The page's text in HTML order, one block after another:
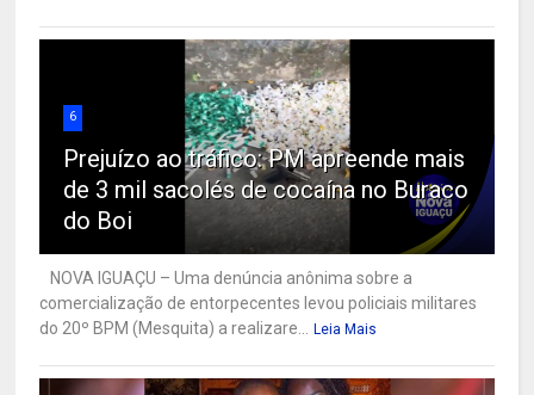
6
Prejuízo ao tráfico: PM apreende mais
de 3 mil sacolés de cocaína no Buraco
do Boi
NOVA IGUAÇU – Uma denúncia anônima sobre a
comercialização de entorpecentes levou policiais militares
do 20º BPM (Mesquita) a realizare...
Leia Mais